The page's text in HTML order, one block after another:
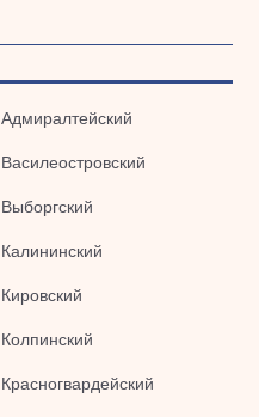
Адмиралтейский
Василеостровский
Выборгский
Калининский
Кировский
Колпинский
Красногвардейский